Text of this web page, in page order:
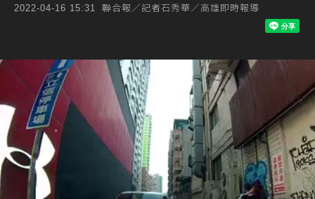
2022-04-16 15:31 聯合報／記者石秀華／高雄即時報導